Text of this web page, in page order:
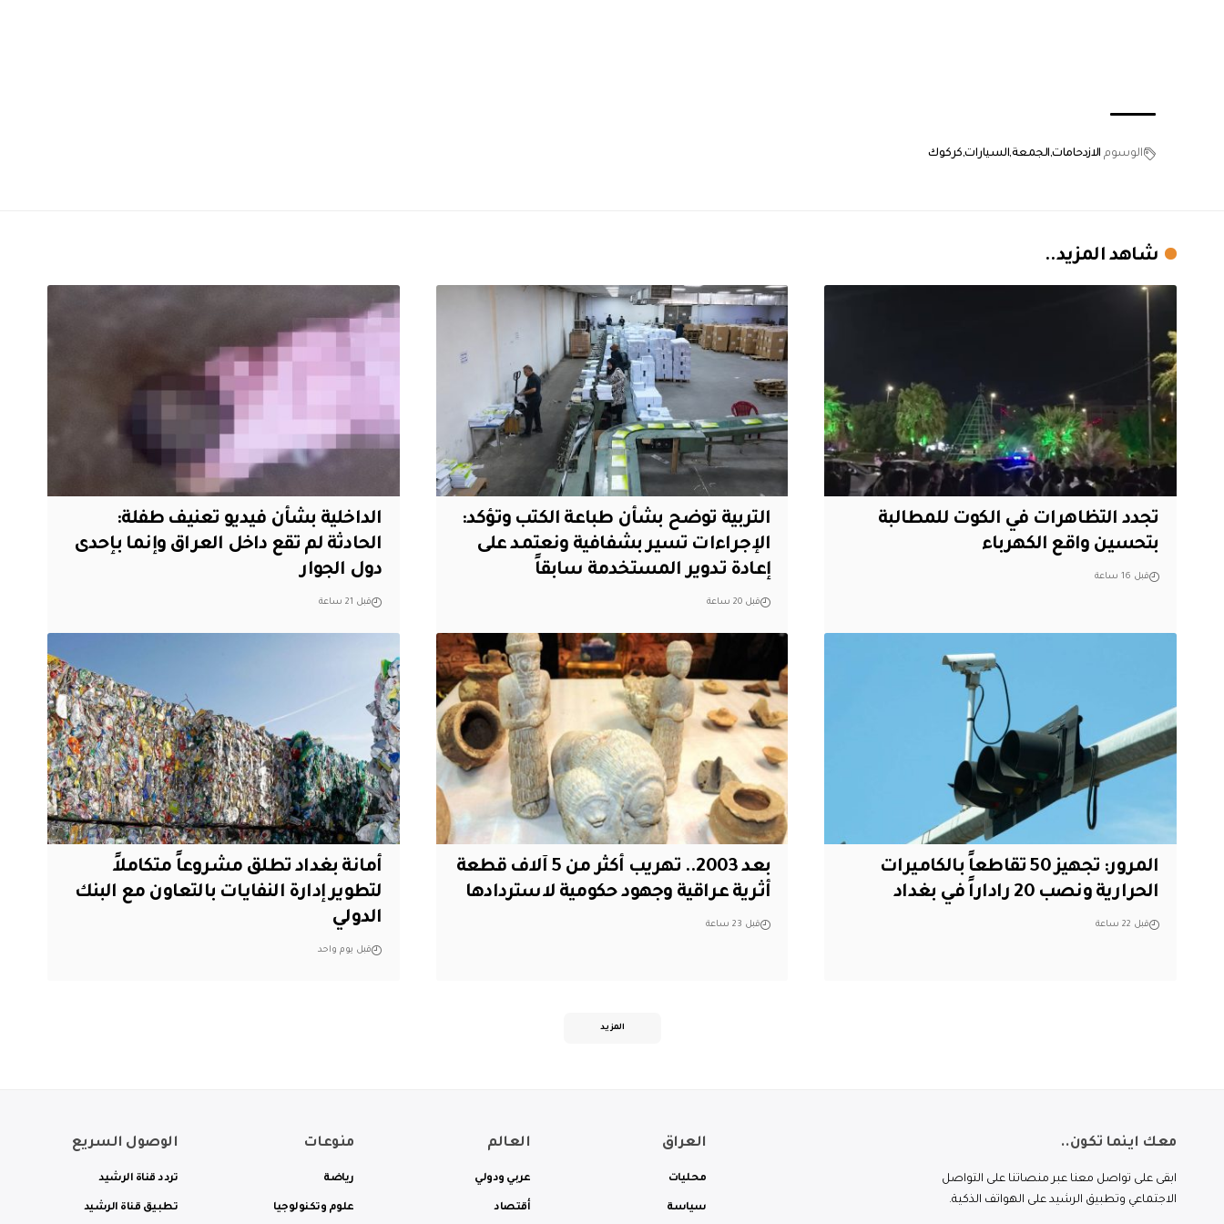
الوسوم الازدحامات الجمعة السيارات كركوك
شاهد المزيد..
تجدد التظاهرات في الكوت للمطالبة
بتحسين واقع الكهرباء
قبل 16 ساعة
التربية توضح بشأن طباعة الكتب وتؤكد:
الإجراءات تسير بشفافية ونعتمد على
إعادة تدوير المستخدمة سابقاً
قبل 20 ساعة
الداخلية بشأن فيديو تعنيف طفلة:
الحادثة لم تقع داخل العراق وإنما بإحدى
دول الجوار
قبل 21 ساعة
المرور: تجهيز 50 تقاطعاً بالكاميرات
الحرارية ونصب 20 راداراً في بغداد
قبل 22 ساعة
بعد 2003.. تهريب أكثر من 5 آلاف قطعة
أثرية عراقية وجهود حكومية لاستردادها
قبل 23 ساعة
أمانة بغداد تطلق مشروعاً متكاملاً
لتطوير إدارة النفايات بالتعاون مع البنك
الدولي
قبل يوم واحد
المزيد
معك اينما تكون..
ابقى على تواصل معنا عبر منصاتنا على التواصل
الاجتماعي وتطبيق الرشيد على الهواتف الذكية.
العراق
محليات
سياسة
العالم
عربي ودولي
أقتصاد
منوعات
رياضة
علوم وتكنولوجيا
الوصول السريع
تردد قناة الرشيد
تطبيق قناة الرشيد